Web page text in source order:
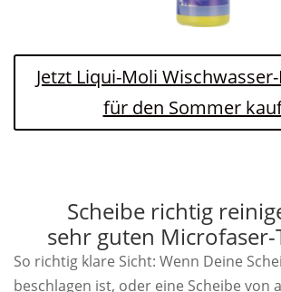
Jetzt Liqui-Moli
für den Sommer
Scheibe richtig
sehr guten
So richtig klare Sicht: Wenn Deine
beschlagen ist, oder eine Scheibe von